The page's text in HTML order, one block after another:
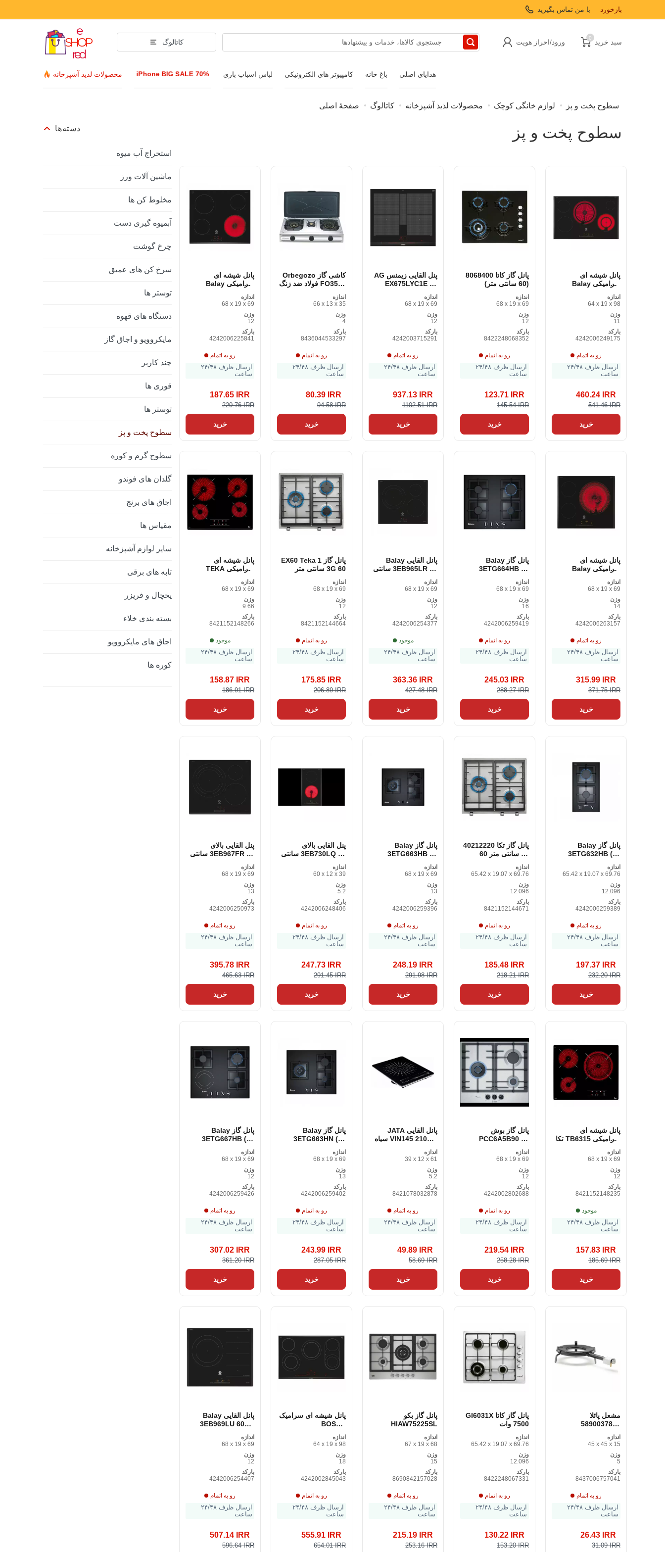
با من تماس بگیرید بازخورد
کاتالوگ ورود/احراز هویت
0
سبد خرید
محصولات لذیذ آشپزخانه iPhone BIG SALE 70% لباس اسباب بازی کامپیوتر های الکترونیکی باغ خانه هدایای اصلی
مد لوازم جانبی
ساعت مچی
صفحهٔ اصلی کاتالوگ محصولات لذیذ آشپزخانه لوازم خانگی کوچک سطوح پخت و پز
دسته‌ها
استخراج آب میوه
ماشین آلات ورز
مخلوط کن ها
آبمیوه گیری دست
چرخ گوشت
سرخ کن های عمیق
توستر ها
دستگاه های قهوه
مایکروویو و اجاق گاز
چند کاربر
قوری ها
توستر ها
سطوح پخت و پز
سطوح گرم و کوره
گلدان های فوندو
اجاق های برنج
مقیاس ها
سایر لوازم آشپزخانه
تابه های برقی
یخچال و فریزر
بسته بندی خلاء
اجاق های مایکروویو
کوره ها
سطوح پخت و پز
پانل شیشه ای
سرامیکی Balay
متر 60 سانتی متر
اندازه
68 x 19 x 69
وزن
12
بارکد
4242006225841
رو به اتمام
ارسال ظرف ۲۴/۴۸
ساعت
187.65 IRR
220.76 IRR
خرید
کاشی گاز Orbegozo
FO3500 فولاد ضد زنگ
اندازه
66 x 13 x 35
وزن
4
بارکد
8436044533297
رو به اتمام
ارسال ظرف ۲۴/۴۸
ساعت
80.39 IRR
94.58 IRR
خرید
پنل القایی زیمنس AG
EX675LYC1E 60
متر
اندازه
68 x 19 x 69
وزن
12
بارکد
4242003715291
رو به اتمام
ارسال ظرف ۲۴/۴۸
ساعت
937.13 IRR
1102.51 IRR
خرید
پانل گاز کاتا 8068400
(60 سانتی متر)
اندازه
68 x 19 x 69
وزن
12
بارکد
8422248068352
رو به اتمام
ارسال ظرف ۲۴/۴۸
ساعت
123.71 IRR
145.54 IRR
خرید
پانل شیشه ای
سرامیکی Balay
متر
اندازه
64 x 19 x 98
وزن
11
بارکد
4242006249175
رو به اتمام
ارسال ظرف ۲۴/۴۸
ساعت
460.24 IRR
541.46 IRR
خرید
پانل شیشه ای
سرامیکی TEKA
اندازه
68 x 19 x 69
وزن
9.66
بارکد
8421152148266
موجود
ارسال ظرف ۲۴/۴۸
ساعت
158.87 IRR
186.91 IRR
خرید
پانل گاز EX60 Teka 1
3G 60 سانتی متر
اندازه
68 x 19 x 69
وزن
12
بارکد
8421152144664
رو به اتمام
ارسال ظرف ۲۴/۴۸
ساعت
175.85 IRR
206.89 IRR
خرید
پانل القایی Balay
3EB965LR 60 سانتی
اندازه
68 x 19 x 69
وزن
12
بارکد
4242006254377
موجود
ارسال ظرف ۲۴/۴۸
ساعت
363.36 IRR
427.48 IRR
خرید
پانل گاز Balay
3ETG664HB 60
متر
اندازه
68 x 19 x 69
وزن
16
بارکد
4242006259419
رو به اتمام
ارسال ظرف ۲۴/۴۸
ساعت
245.03 IRR
288.27 IRR
خرید
پانل شیشه ای
سرامیکی Balay
متر 60 سانتی متر
اندازه
68 x 19 x 69
وزن
14
بارکد
4242006263157
رو به اتمام
ارسال ظرف ۲۴/۴۸
ساعت
315.99 IRR
371.75 IRR
خرید
پنل القایی بالای
3EB967FR 60 سانتی
اندازه
68 x 19 x 69
وزن
13
بارکد
4242006250973
رو به اتمام
ارسال ظرف ۲۴/۴۸
ساعت
395.78 IRR
465.63 IRR
خرید
پنل القایی بالای
3EB730LQ 30 سانتی
اندازه
60 x 12 x 39
وزن
5.2
بارکد
4242006248406
رو به اتمام
ارسال ظرف ۲۴/۴۸
ساعت
247.73 IRR
291.45 IRR
خرید
پانل گاز Balay
3ETG663HB 60
متر
اندازه
68 x 19 x 69
وزن
13
بارکد
4242006259396
رو به اتمام
ارسال ظرف ۲۴/۴۸
ساعت
248.19 IRR
291.98 IRR
خرید
پانل گاز تکا 40212220
60 سانتی متر 60
اندازه
65.42 x 19.07 x 69.76
وزن
12.096
بارکد
8421152144671
رو به اتمام
ارسال ظرف ۲۴/۴۸
ساعت
185.48 IRR
218.21 IRR
خرید
پانل گاز Balay
3ETG632HB (30
متر
اندازه
65.42 x 19.07 x 69.76
وزن
12.096
بارکد
4242006259389
رو به اتمام
ارسال ظرف ۲۴/۴۸
ساعت
197.37 IRR
232.20 IRR
خرید
پانل گاز Balay
3ETG667HB (60
متر
اندازه
68 x 19 x 69
وزن
12
بارکد
4242006259426
رو به اتمام
ارسال ظرف ۲۴/۴۸
ساعت
307.02 IRR
361.20 IRR
خرید
پانل گاز Balay
3ETG663HN (60
متر
اندازه
68 x 19 x 69
وزن
13
بارکد
4242006259402
رو به اتمام
ارسال ظرف ۲۴/۴۸
ساعت
243.99 IRR
287.05 IRR
خرید
پانل القایی JATA
VIN145 2100W سیاه
اندازه
39 x 12 x 61
وزن
5.2
بارکد
8421078032878
رو به اتمام
ارسال ظرف ۲۴/۴۸
ساعت
49.89 IRR
58.69 IRR
خرید
پانل گاز بوش
PCC6A5B90 60
متر 1 وات
اندازه
68 x 19 x 69
وزن
12
بارکد
4242002802688
رو به اتمام
ارسال ظرف ۲۴/۴۸
ساعت
219.54 IRR
258.28 IRR
خرید
پانل شیشه ای
سرامیکی TB6315 تکا
سانتی متر
اندازه
68 x 19 x 69
وزن
12
بارکد
8421152148235
موجود
ارسال ظرف ۲۴/۴۸
ساعت
157.83 IRR
185.69 IRR
خرید
پانل القایی Balay
3EB969LU 60cm
اندازه
68 x 19 x 69
وزن
12
بارکد
4242006254407
رو به اتمام
ارسال ظرف ۲۴/۴۸
ساعت
507.14 IRR
596.64 IRR
پانل شیشه ای سرامیک
BOSCH
اندازه
64 x 19 x 98
وزن
18
بارکد
4242002845043
رو به اتمام
ارسال ظرف ۲۴/۴۸
ساعت
555.91 IRR
654.01 IRR
پانل گاز بکو
HIAW75225SL
اندازه
67 x 19 x 68
وزن
15
بارکد
8690842157028
رو به اتمام
ارسال ظرف ۲۴/۴۸
ساعت
215.19 IRR
253.16 IRR
پانل گاز کاتا GI6031X
7500 وات
اندازه
65.42 x 19.07 x 69.76
وزن
12.096
بارکد
8422248067331
رو به اتمام
ارسال ظرف ۲۴/۴۸
ساعت
130.22 IRR
153.20 IRR
مشعل پائلا
5890037830
سانتی متر)
اندازه
45 x 45 x 15
وزن
5
بارکد
8437006757041
رو به اتمام
ارسال ظرف ۲۴/۴۸
ساعت
26.43 IRR
31.09 IRR